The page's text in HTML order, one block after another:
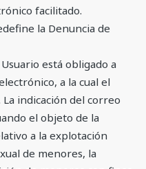
facilitado.
la Denuncia de
está obligado a
a la cual el
indicación del correo
el objeto de la
a la explotación
de menores, la